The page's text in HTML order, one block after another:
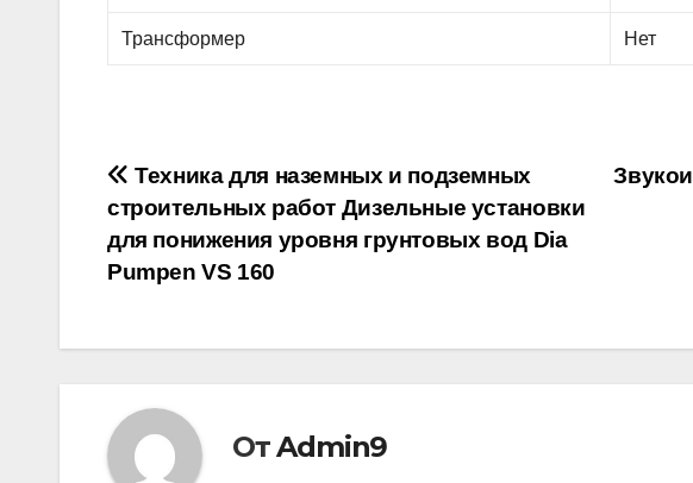
Трансформер Нет
Навигация
по
записям
Техника для наземных и подземных
строительных работ Дизельные установки
для понижения уровня грунтовых вод Dia
Pumpen VS 160
ОтAdmin9